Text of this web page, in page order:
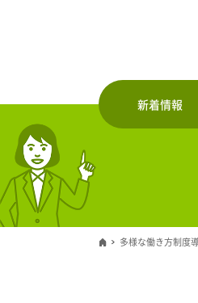
新着情報
多様な働き方制度